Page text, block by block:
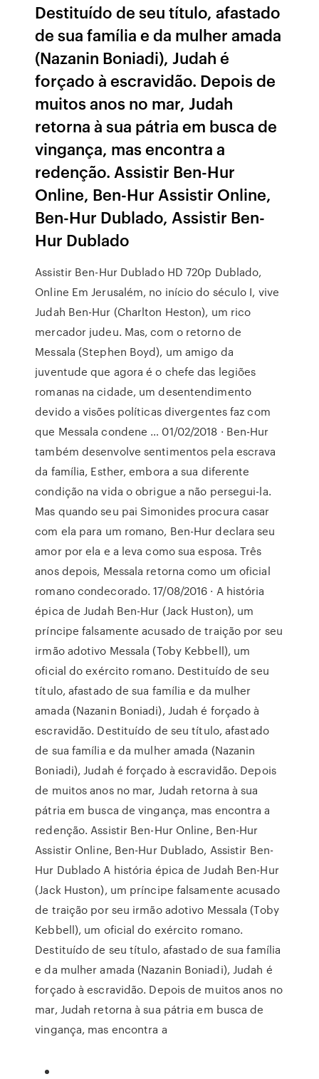
Destituído de seu título, afastado
de sua família e da mulher amada
(Nazanin Boniadi), Judah é
forçado à escravidão. Depois de
muitos anos no mar, Judah
retorna à sua pátria em busca de
vingança, mas encontra a
redenção. Assistir Ben-Hur
Online, Ben-Hur Assistir Online,
Ben-Hur Dublado, Assistir Ben-
Hur Dublado
Assistir Ben-Hur Dublado HD 720p Dublado,
Online Em Jerusalém, no início do século I, vive
Judah Ben-Hur (Charlton Heston), um rico
mercador judeu. Mas, com o retorno de
Messala (Stephen Boyd), um amigo da
juventude que agora é o chefe das legiões
romanas na cidade, um desentendimento
devido a visões políticas divergentes faz com
que Messala condene … 01/02/2018 · Ben-Hur
também desenvolve sentimentos pela escrava
da família, Esther, embora a sua diferente
condição na vida o obrigue a não persegui-la.
Mas quando seu pai Simonides procura casar
com ela para um romano, Ben-Hur declara seu
amor por ela e a leva como sua esposa. Três
anos depois, Messala retorna como um oficial
romano condecorado. 17/08/2016 · A história
épica de Judah Ben-Hur (Jack Huston), um
príncipe falsamente acusado de traição por seu
irmão adotivo Messala (Toby Kebbell), um
oficial do exército romano. Destituído de seu
título, afastado de sua família e da mulher
amada (Nazanin Boniadi), Judah é forçado à
escravidão. Destituído de seu título, afastado
de sua família e da mulher amada (Nazanin
Boniadi), Judah é forçado à escravidão. Depois
de muitos anos no mar, Judah retorna à sua
pátria em busca de vingança, mas encontra a
redenção. Assistir Ben-Hur Online, Ben-Hur
Assistir Online, Ben-Hur Dublado, Assistir Ben-
Hur Dublado A história épica de Judah Ben-Hur
(Jack Huston), um príncipe falsamente acusado
de traição por seu irmão adotivo Messala (Toby
Kebbell), um oficial do exército romano.
Destituído de seu título, afastado de sua família
e da mulher amada (Nazanin Boniadi), Judah é
forçado à escravidão. Depois de muitos anos no
mar, Judah retorna à sua pátria em busca de
vingança, mas encontra a